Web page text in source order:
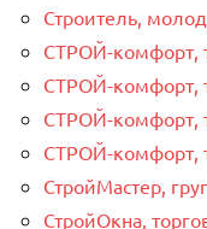
Строитель,
СТРОЙ-комфорт,
СТРОЙ-комфорт,
СТРОЙ-комфорт,
СТРОЙ-комфорт,
СтройМастер,
СтройОкна,